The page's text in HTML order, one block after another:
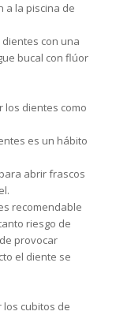
a la piscina de
con una
bucal con flúor
los dientes como
es un hábito
abrir frascos
recomendable
riesgo de
provocar
el diente se
los cubitos de